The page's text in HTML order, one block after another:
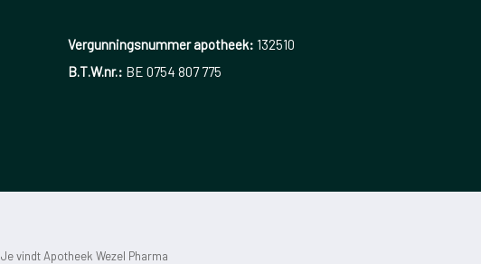
Vergunningsnummer apotheek: 132510
B.T.W.nr.: BE 0754 807 775
Je vindt Apotheek Wezel Pharma